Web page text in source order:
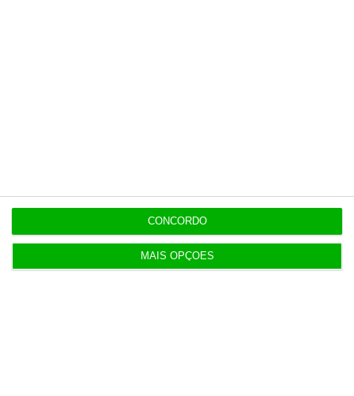
MAIS OPÇÕES
CONCORDO
Receba gratuitamente informação económica de
Subscrever